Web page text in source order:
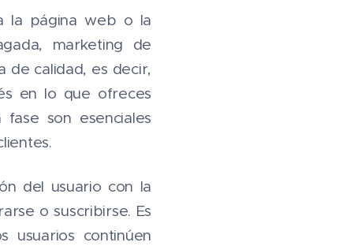
la página web o la
marketing de
de calidad, es decir,
en lo que ofreces​
son esenciales
del usuario con la
o suscribirse. Es
usuarios continúen